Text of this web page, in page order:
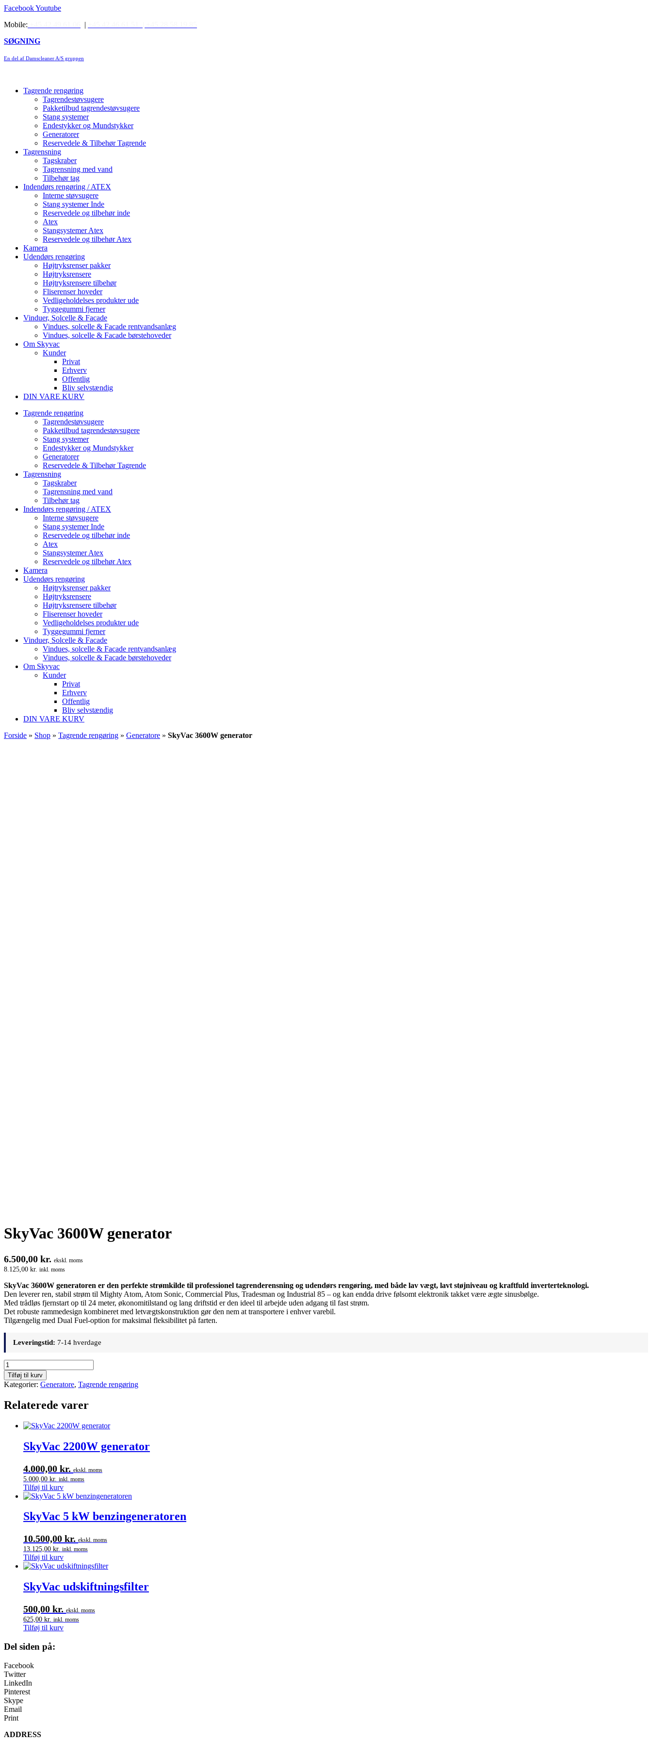
Videre
indhold
FacebookYoutube
Mobile:
|
SØGNING
En del af Damscleaner A/S gruppen
Tagrende rengøring
Tagrendestøvsugere
Pakketilbud tagrendestøvsugere
Stang systemer
Endestykker og Mundstykker
Generatorer
Reservedele & Tilbehør Tagrende
Tagrensning
Tagskraber
Tagrensning med vand
Tilbehør tag
Indendørs rengøring / ATEX
Interne støvsugere
Stang systemer Inde
Reservedele og tilbehør inde
Atex
Stangsystemer Atex
Reservedele og tilbehør Atex
Kamera
Udendørs rengøring
Højtryksrenser pakker
Højtryksrensere
Højtryksrensere tilbehør
Fliserenser hoveder
Vedligeholdelses produkter ude
Tyggegummi fjerner
Vinduer, Solcelle & Facade
Vindues, solcelle & Facade rentvandsanlæg
Vindues, solcelle & Facade børstehoveder
Om Skyvac
Kunder
Privat
Erhverv
Offentlig
Bliv selvstændig
DIN VARE KURV
Tagrende rengøring
Tagrendestøvsugere
Pakketilbud tagrendestøvsugere
Stang systemer
Endestykker og Mundstykker
Generatorer
Reservedele & Tilbehør Tagrende
Tagrensning
Tagskraber
Tagrensning med vand
Tilbehør tag
Indendørs rengøring / ATEX
Interne støvsugere
Stang systemer Inde
Reservedele og tilbehør inde
Atex
Stangsystemer Atex
Reservedele og tilbehør Atex
Kamera
Udendørs rengøring
Højtryksrenser pakker
Højtryksrensere
Højtryksrensere tilbehør
Fliserenser hoveder
Vedligeholdelses produkter ude
Tyggegummi fjerner
Vinduer, Solcelle & Facade
Vindues, solcelle & Facade rentvandsanlæg
Vindues, solcelle & Facade børstehoveder
Om Skyvac
Kunder
Privat
Erhverv
Offentlig
Bliv selvstændig
DIN VARE KURV
Forside » Shop » Tagrende rengøring » Generatore » SkyVac 3600W generator
SkyVac 3600W generator
6.500,00 kr. ekskl. moms
8.125,00 kr. inkl. moms
SkyVac 3600W generatoren er den perfekte strømkilde til professionel tagrenderensning og udendørs rengøring, med både lav vægt, lavt støjniveau og kraftfuld inverterteknologi.
Den leverer ren, stabil strøm til Mighty Atom, Atom Sonic, Commercial Plus, Tradesman og Industrial 85 – og kan endda drive følsomt elektronik takket være ægte sinusbølge.
Med trådløs fjernstart op til 24 meter, økonomitilstand og lang driftstid er den ideel til arbejde uden adgang til fast strøm.
Det robuste rammedesign kombineret med letvægtskonstruktion gør den nem at transportere i enhver varebil.
Tilgængelig med Dual Fuel-option for maksimal fleksibilitet på farten.
Leveringstid: 7-14 hverdage
SkyVac
3600W
generator
antal
Tilføj til kurv
Kategorier: Generatore, Tagrende rengøring
Relaterede varer
SkyVac 2200W generator
4.000,00 kr. ekskl. moms
5.000,00 kr. inkl. moms
Tilføj til kurv
SkyVac 5 kW benzingeneratoren
10.500,00 kr. ekskl. moms
13.125,00 kr. inkl. moms
Tilføj til kurv
SkyVac udskiftningsfilter
500,00 kr. ekskl. moms
625,00 kr. inkl. moms
Tilføj til kurv
Del siden på:
Facebook
Twitter
LinkedIn
Pinterest
Skype
Email
Print
ADDRESS